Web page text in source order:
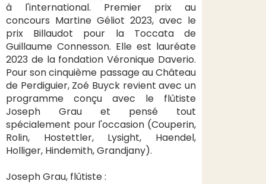
à l'international. Premier prix au
concours Martine Géliot 2023, avec le
prix Billaudot pour la Toccata de
Guillaume Connesson. Elle est lauréate
2023 de la fondation Véronique Daverio.
Pour son cinquième passage au Château
de Perdiguier, Zoé Buyck revient avec un
programme conçu avec le flûtiste
Joseph Grau et pensé tout
spécialement pour l'occasion (Couperin,
Rolin, Hostettler, Lysight, Haendel,
Holliger, Hindemith, Grandjany).
Joseph Grau, flûtiste :